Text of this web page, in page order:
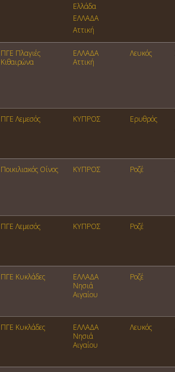
Ελλάδα
ΕΛΛΑΔΑ
Αττική
ΠΓΕ Πλαγιές
Κιθαιρώνα
ΕΛΛΑΔΑ
Αττική
Λευκός
ΠΓΕ Λεμεσός ΚΥΠΡΟΣ Ερυθρός
Ποικιλιακός Οίνος ΚΥΠΡΟΣ Ροζέ
ΠΓΕ Λεμεσός ΚΥΠΡΟΣ Ροζέ
ΠΓΕ Κυκλάδες
ΕΛΛΑΔΑ
Νησιά
Αιγαίου
Ροζέ
ΠΓΕ Κυκλάδες
ΕΛΛΑΔΑ
Νησιά
Αιγαίου
Λευκός